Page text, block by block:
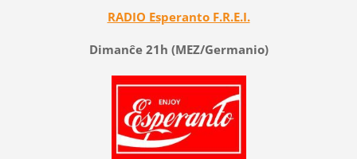
RADIO Esperanto F.R.E.I.
Dimanĉe 21h (MEZ/Germanio)